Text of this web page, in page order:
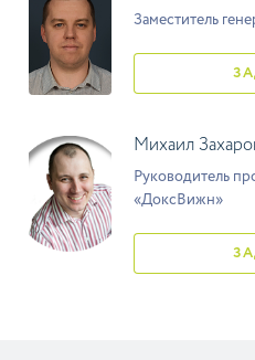
Заместитель
Михаил
Руководитель
«ДоксВижн»